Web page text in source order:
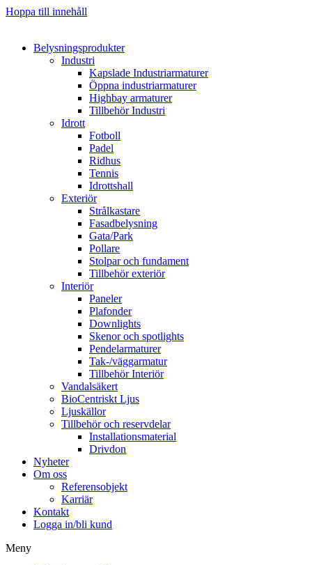
Hoppa till innehåll
Belysningsprodukter
Industri
Kapslade Industriarmaturer
Öppna industriarmaturer
Highbay armaturer
Tillbehör Industri
Idrott
Fotboll
Padel
Ridhus
Tennis
Idrottshall
Exteriör
Strålkastare
Fasadbelysning
Gata/Park
Pollare
Stolpar och fundament
Tillbehör exteriör
Interiör
Paneler
Plafonder
Downlights
Skenor och spotlights
Pendelarmaturer
Tak-/väggarmatur
Tillbehör Interiör
Vandalsäkert
BioCentriskt Ljus
Ljuskällor
Tillbehör och reservdelar
Installationsmaterial
Drivdon
Nyheter
Om oss
Referensobjekt
Karriär
Kontakt
Logga in/bli kund
Meny